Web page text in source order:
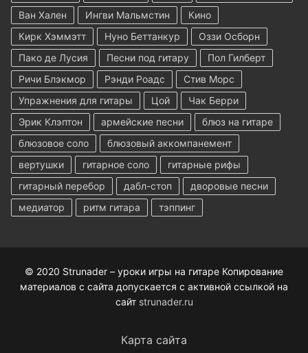
Ван Хален
Ингви Мальмстин
Кино
Кирк Хэммэтт
Нуно Беттанкур
Оззи Осборн
Пако де Лусия
Песни под гитару
Пол Гилберт
Ричи Блэкмор
Рэнди Роадс
Стив Морс
Упражнения для гитары
Цой
Чак Берри
Эрик Клэптон
армейские песни
блюз на гитаре
блюзовое соло
блюзовый аккомпанемент
вертушки
гитарное соло
гитарные рифы
гитарный перебор
дабл-стоп
дворовые песни
медиатор
ритм гитара тэппинг
© 2020 Strunader – уроки игры на гитаре Копирование
материалов с сайта допускается с активной ссылкой на
сайт strunader.ru
Карта сайта